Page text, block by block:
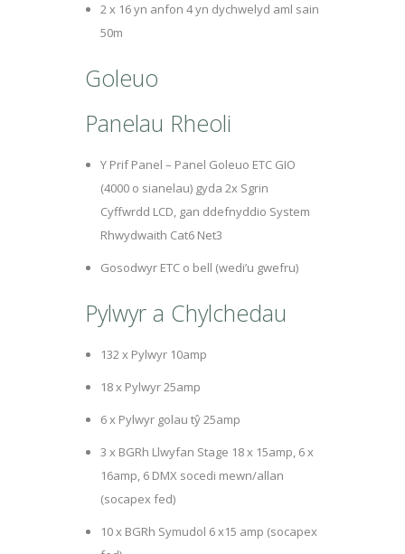
2 x 16 yn anfon 4 yn dychwelyd aml sain
50m
Goleuo
Panelau Rheoli
Y Prif Panel – Panel Goleuo ETC GIO
(4000 o sianelau) gyda 2x Sgrin
Cyffwrdd LCD, gan ddefnyddio System
Rhwydwaith Cat6 Net3
Gosodwyr ETC o bell (wedi’u gwefru)
Pylwyr a Chylchedau
132 x Pylwyr 10amp
18 x Pylwyr 25amp
6 x Pylwyr golau tŷ 25amp
3 x BGRh Llwyfan Stage 18 x 15amp, 6 x
16amp, 6 DMX socedi mewn/allan
(socapex fed)
10 x BGRh Symudol 6 x15 amp (socapex